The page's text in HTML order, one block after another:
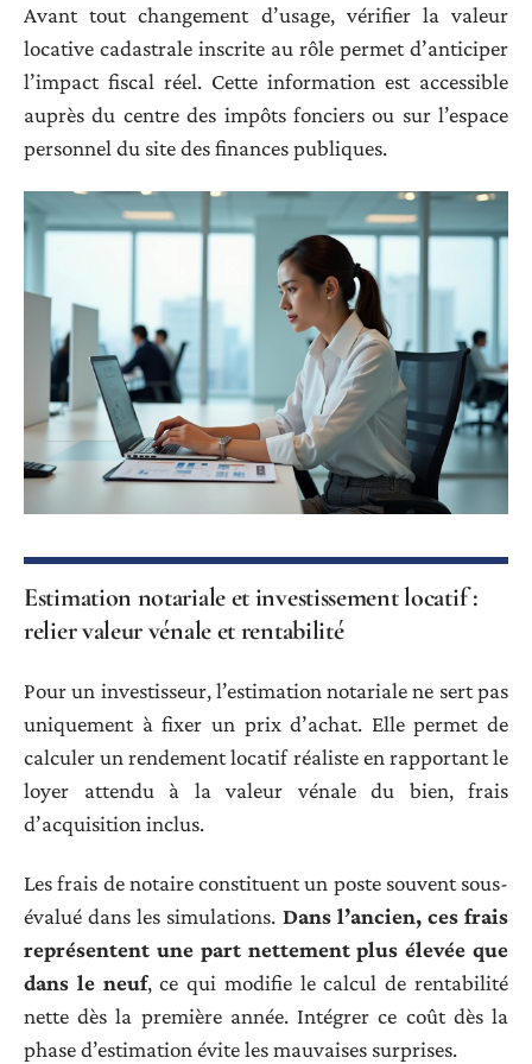
Avant tout changement d’usage, vérifier la valeur
locative cadastrale inscrite au rôle permet d’anticiper
l’impact fiscal réel. Cette information est accessible
auprès du centre des impôts fonciers ou sur l’espace
personnel du site des finances publiques.
Estimation notariale et investissement locatif :
relier valeur vénale et rentabilité
Pour un investisseur, l’estimation notariale ne sert pas
uniquement à fixer un prix d’achat. Elle permet de
calculer un rendement locatif réaliste en rapportant le
loyer attendu à la valeur vénale du bien, frais
d’acquisition inclus.
Les frais de notaire constituent un poste souvent sous-
évalué dans les simulations. Dans l’ancien, ces frais
représentent une part nettement plus élevée que
dans le neuf, ce qui modifie le calcul de rentabilité
nette dès la première année. Intégrer ce coût dès la
phase d’estimation évite les mauvaises surprises.